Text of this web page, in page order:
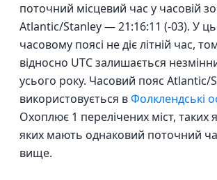
поточний місцевий час у часовій
Atlantic/Stanley — 21:16:11 (-03). У
часовому поясі не діє літній час,
відносно UTC залишається
усього року. Часовий пояс Atlantic/
використовується вФолклендські
Охоплює 1 перелічених міст, таких
яких мають однаковий поточний
вище.